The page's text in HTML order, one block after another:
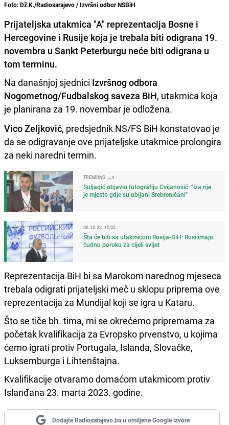
Foto: Dž.K./Radiosarajevo / Izvršni odbor NSBiH
Prijateljska utakmica "A" reprezentacija Bosne i
Hercegovine i Rusije koja je trebala biti odigrana 19.
novembra u Sankt Peterburgu neće biti odigrana u
tom terminu.
Na današnjoj sjednici Izvršnog odbora
Nogometnog/Fudbalskog saveza BiH, utakmica koja
je planirana za 19. novembar je odložena.
Vico Zeljković, predsjednik NS/FS BiH konstatovao je
da se odigravanje ove prijateljske utakmice prolongira
za neki naredni termin.
TRENDING
Suljagić objavio fotografiju Cvijanović: "Iza nje
je mjesto gdje su ubijani Srebreničani"
06.10.22. 15:02
Šta će biti sa utakmicom Rusija-BiH: Rusi imaju
čudnu poruku za cijeli svijet
Reprezentacija BiH bi sa Marokom narednog mjeseca
trebala odigrati prijateljski meč u sklopu priprema ove
reprezentacija za Mundijal koji se igra u Kataru.
Što se tiče bh. tima, mi se okrećemo pripremama za
početak kvalifikacija za Evropsko prvenstvo, u kojima
ćemo igrati protiv Portugala, Islanda, Slovačke,
Luksemburga i Lihtenštajna.
Kvalifikacije otvaramo domaćom utakmicom protiv
Islanđana 23. marta 2023. godine.
Dodajte Radiosarajevo.ba u omiljene Google izvore